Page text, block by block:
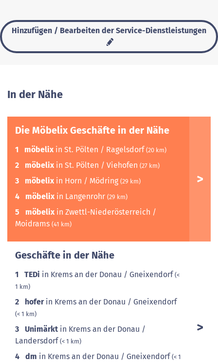
Hinzufügen / Bearbeiten der Service-Dienstleistungen
In der Nähe
Die Möbelix Geschäfte in der Nähe
1 möbelix in St. Pölten / Ragelsdorf (20 km)
2 möbelix in St. Pölten / Viehofen (27 km)
3 möbelix in Horn / Mödring (29 km)
4 möbelix in Langenrohr (29 km)
5 möbelix in Zwettl-Niederösterreich /
Moidrams (41 km)
Geschäfte in der Nähe
1 TEDi in Krems an der Donau / Gneixendorf(<
1 km)
2 hoferin Krems an der Donau / Gneixendorf
(< 1 km)
3 Unimärkt in Krems an der Donau /
Landersdorf(< 1 km)
4 dm in Krems an der Donau / Gneixendorf(< 1